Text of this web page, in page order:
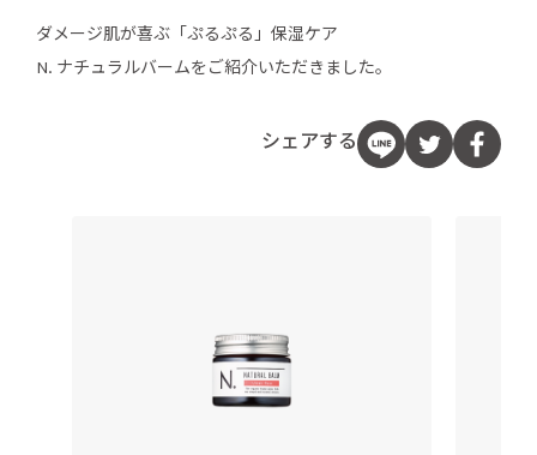
ダメージ肌が喜ぶ「ぷるぷる」保湿ケア
N. ナチュラルバームをご紹介いただきました。
シェアする